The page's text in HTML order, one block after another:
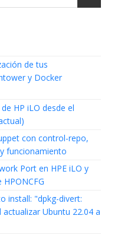
de tus
y Docker
HP iLO desde el
con control-repo,
funcionamiento
Port en HPE iLO y
install: "dpkg-divert:
Ubuntu 22.04 a